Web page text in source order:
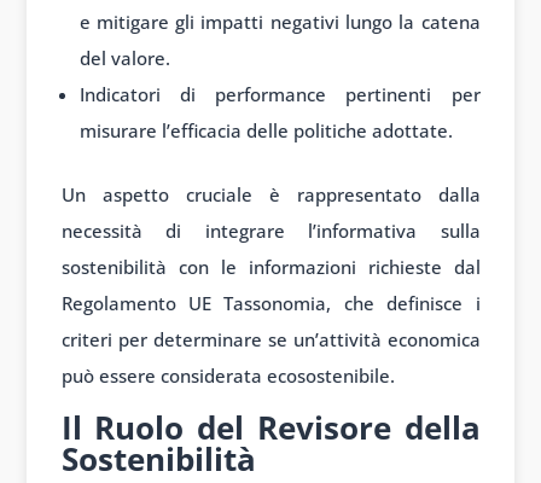
e mitigare gli impatti negativi lungo la catena
del valore.
Indicatori di performance pertinenti per
misurare l’efficacia delle politiche adottate.
Un aspetto cruciale è rappresentato dalla
necessità di integrare l’informativa sulla
sostenibilità con le informazioni richieste dal
Regolamento UE Tassonomia, che definisce i
criteri per determinare se un’attività economica
può essere considerata ecosostenibile.
Il Ruolo del Revisore della
Sostenibilità